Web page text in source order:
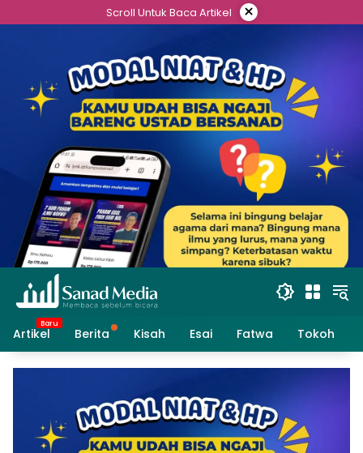
to
Scroll Untuk Baca Artikel ×
Artikel Berita Kisah Esai Fatwa Tokoh